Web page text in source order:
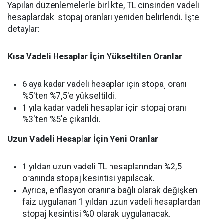
Yapılan düzenlemelerle birlikte, TL cinsinden vadeli
hesaplardaki stopaj oranları yeniden belirlendi. İşte
detaylar:
Kısa Vadeli Hesaplar İçin Yükseltilen Oranlar
6 aya kadar vadeli hesaplar için stopaj oranı
%5'ten %7,5'e yükseltildi.
1 yıla kadar vadeli hesaplar için stopaj oranı
%3'ten %5'e çıkarıldı.
Uzun Vadeli Hesaplar İçin Yeni Oranlar
1 yıldan uzun vadeli TL hesaplarından %2,5
oranında stopaj kesintisi yapılacak.
Ayrıca, enflasyon oranına bağlı olarak değişken
faiz uygulanan 1 yıldan uzun vadeli hesaplardan
stopaj kesintisi %0 olarak uygulanacak.